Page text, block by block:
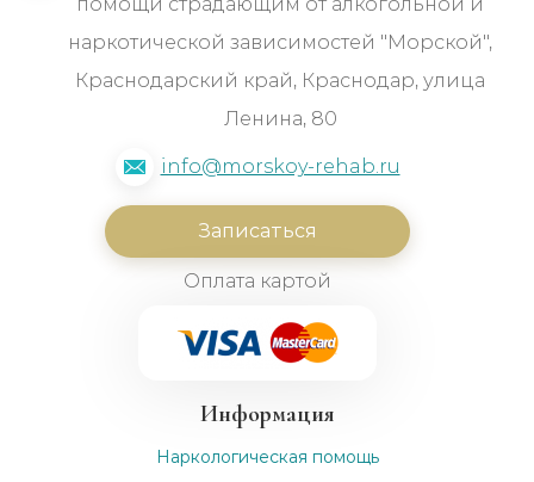
наркотической зависимостей "Морской",
Краснодарский край, Краснодар, улица
Ленина, 80
info@morskoy-rehab.ru
Записаться
Оплата картой
Информация
Наркологическая помощь